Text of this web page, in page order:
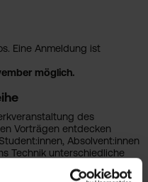
Eine Anmeldung ist
möglich.
des
Vorträgen entdecken
Absolvent:innen
Technik unterschiedliche